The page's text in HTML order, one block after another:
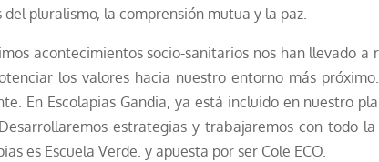
del pluralismo, la comprensión mutua y la paz.
acontecimientos socio-sanitarios nos han llevado
los valores hacia nuestro entorno más
En Escolapias Gandia, ya está incluido en nuestro
estrategias y trabajaremos con todo
es Escuela Verde. y apuesta por ser Cole ECO.